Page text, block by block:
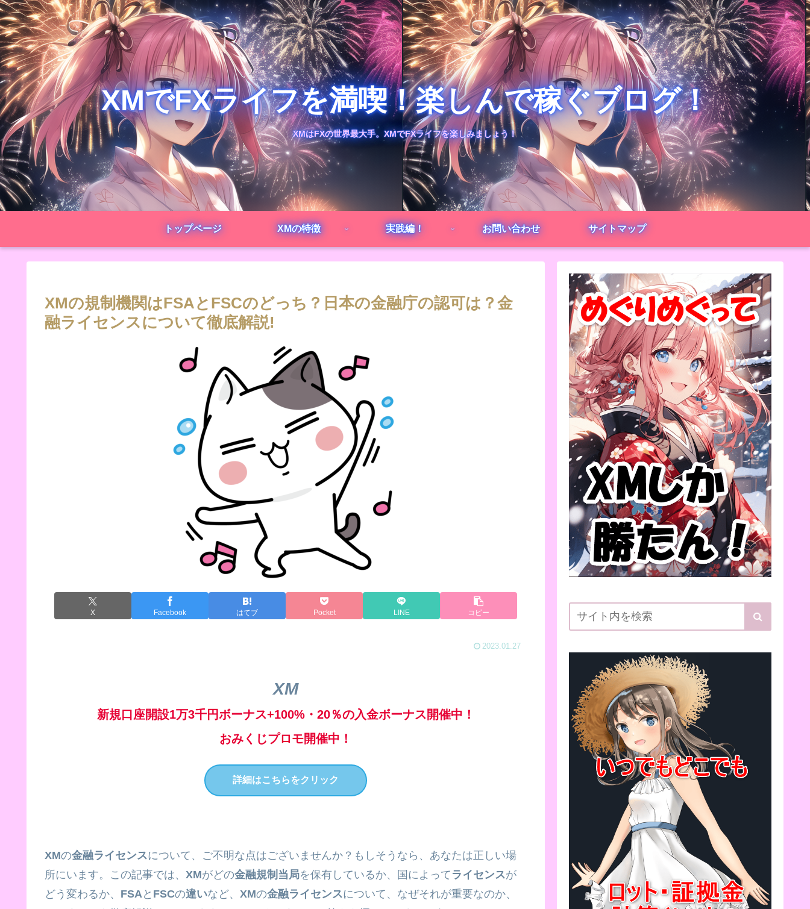
XMでFXライフを満喫！楽しんで稼ぐブログ！
XMはFXの世界最大手。XMでFXライフを楽しみましょう！
トップページ XMの特徴 実践編！ お問い合わせ サイトマップ
XMの規制機関はFSAとFSCのどっち？日本の金融庁の認可は？金
融ライセンスについて徹底解説!
X Facebook はてブ Pocket LINE コピー
2023.01.27
XM
新規口座開設1万3千円ボーナス+100%・20％の入金ボーナス開催中！
おみくじプロモ開催中！
詳細はこちらをクリック
XMの金融ライセンスについて、ご不明な点はございませんか？もしそうなら、あなたは正しい場
所にいます。この記事では、 XMがどの金融規制当局を保有しているか、国によって ライセンスが
どう変わるか、 FSAと FSCの違いなど、 XMの金融ライセンスについて、なぜそれが重要なのか、